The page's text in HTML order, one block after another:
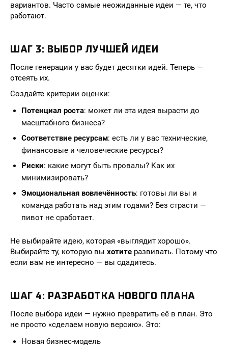
вариантов. Часто самые неожиданные идеи — те, что
работают.
ШАГ 3: ВЫБОР ЛУЧШЕЙ ИДЕИ
После генерации у вас будет десятки идей. Теперь —
отсеять их.
Создайте критерии оценки:
Потенциал роста: может ли эта идея вырасти до
масштабного бизнеса?
Соответствие ресурсам: есть ли у вас технические,
финансовые и человеческие ресурсы?
Риски: какие могут быть провалы? Как их
минимизировать?
Эмоциональная вовлечённость: готовы ли вы и
команда работать над этим годами? Без страсти —
пивот не сработает.
Не выбирайте идею, которая «выглядит хорошо».
Выбирайте ту, которую вы хотите развивать. Потому что
если вам не интересно — вы сдадитесь.
ШАГ 4: РАЗРАБОТКА НОВОГО ПЛАНА
После выбора идеи — нужно превратить её в план. Это
не просто «сделаем новую версию». Это:
Новая бизнес-модель